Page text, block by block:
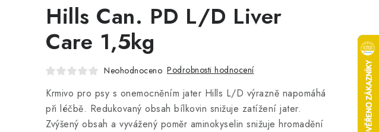
Hills Can. PD L/D Liver
Care 1,5kg
Neohodnoceno Podrobnosti hodnocení
Krmivo pro psy s onemocněním jater Hills L/D výrazně napomáhá
při léčbě. Redukovaný obsah bílkovin snižuje zatížení jater.
Zvýšený obsah a vyvážený poměr aminokyselin snižuje hromadění